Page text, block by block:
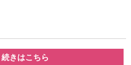
続きはこちら